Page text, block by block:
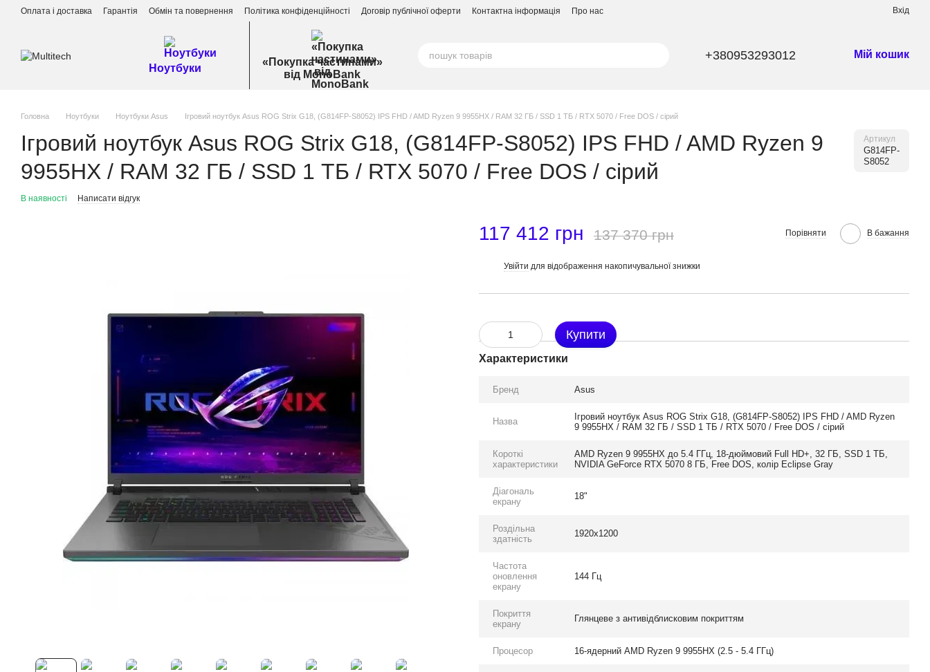
Перейти до основного контенту
Оплата і доставка Гарантія Обмін та повернення Політика конфіденційності Договір публічної оферти Контактна інформація Про нас Вхід
Ноутбуки
«Покупка частинами»
від MonoBank
+380953293012 Мій кошик
Головна Ноутбуки Ноутбуки Asus Ігровий ноутбук Asus ROG Strix G18, (G814FP-S8052) IPS FHD / AMD Ryzen 9 9955HX / RAM 32 ГБ / SSD 1 ТБ / RTX 5070 / Free DOS / сірий
Ігровий ноутбук Asus ROG Strix G18, (G814FP-S8052) IPS FHD / AMD Ryzen 9
9955HX / RAM 32 ГБ / SSD 1 ТБ / RTX 5070 / Free DOS / сірий
Артикул
G814FP-
S8052
В наявності Написати відгук
117 412 грн 137 370 грн Порівняти В бажання
Увійти для відображення накопичувальної знижки
Купити
Характеристики
Бренд Asus
Назва
Ігровий ноутбук Asus ROG Strix G18, (G814FP-S8052) IPS FHD / AMD Ryzen
9 9955HX / RAM 32 ГБ / SSD 1 ТБ / RTX 5070 / Free DOS / сірий
Короткі
характеристики
AMD Ryzen 9 9955HX до 5.4 ГГц, 18-дюймовий Full HD+, 32 ГБ, SSD 1 ТБ,
NVIDIA GeForce RTX 5070 8 ГБ, Free DOS, колір Eclipse Gray
Діагональ
екрану
18"
Роздільна
здатність
1920x1200
Частота
оновлення
екрану
144 Гц
Покриття
екрану
Глянцеве з антивідблисковим покриттям
Процесор 16-ядерний AMD Ryzen 9 9955HX (2.5 - 5.4 ГГц)